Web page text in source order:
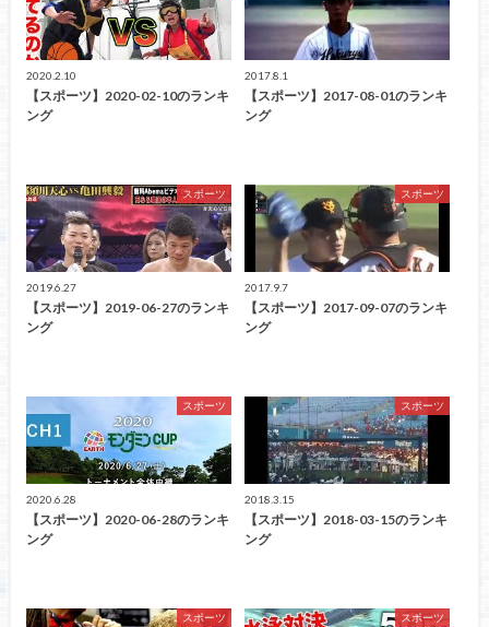
2020.2.10
【スポーツ】2020-02-10のランキ
ング
2017.8.1
【スポーツ】2017-08-01のランキ
ング
スポーツ
2019.6.27
【スポーツ】2019-06-27のランキ
ング
スポーツ
2017.9.7
【スポーツ】2017-09-07のランキ
ング
スポーツ
2020.6.28
【スポーツ】2020-06-28のランキ
ング
スポーツ
2018.3.15
【スポーツ】2018-03-15のランキ
ング
スポーツ スポーツ